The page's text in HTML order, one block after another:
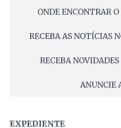
ONDE ENCONTRAR
RECEBA AS NOTÍCIAS
RECEBA
ANUNCIE
EXPEDIENTE